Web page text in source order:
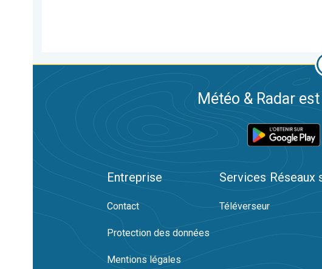
Météo & Radar
Entreprise
Contact
Protection des données
Mentions légales
Services
Téléverseur
Réseaux